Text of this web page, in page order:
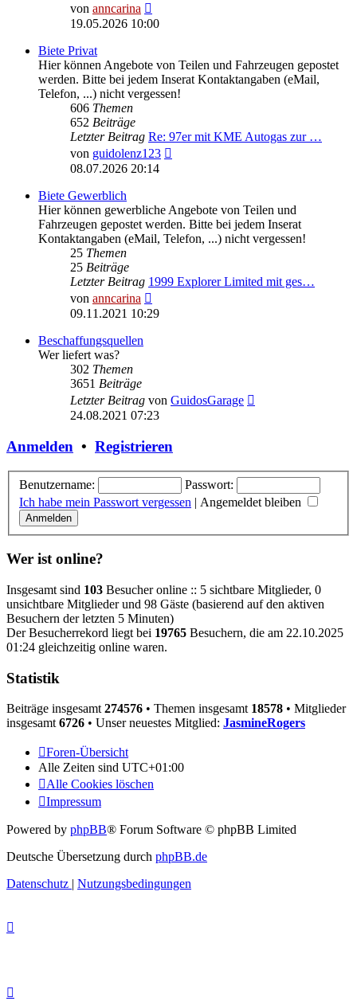
von anncarina
Beitrag
19.05.2026 10:00
Biete Privat
Hier können Angebote von Teilen und Fahrzeugen gepostet
werden. Bitte bei jedem Inserat Kontaktangaben (eMail,
Telefon, ...) nicht vergessen!
606 Themen
652 Beiträge
Letzter Beitrag Re: 97er mit KME Autogas zur …
von guidolenz123
08.07.2026 20:14
Biete Gewerblich
Hier können gewerbliche Angebote von Teilen und
Fahrzeugen gepostet werden. Bitte bei jedem Inserat
Kontaktangaben (eMail, Telefon, ...) nicht vergessen!
25 Themen
25 Beiträge
Letzter Beitrag 1999 Explorer Limited mit ges…
von anncarina
Beitrag
09.11.2021 10:29
Beschaffungsquellen
Wer liefert was?
302 Themen
3651 Beiträge
Letzter Beitrag von GuidosGarage
24.08.2021 07:23
Anmelden • Registrieren
Benutzername:
Passwort:
Ich habe mein Passwort vergessen | Angemeldet bleiben
Wer ist online?
Insgesamt sind 103 Besucher online :: 5 sichtbare Mitglieder, 0
unsichtbare Mitglieder und 98 Gäste (basierend auf den aktiven
Besuchern der letzten 5 Minuten)
Der Besucherrekord liegt bei 19765 Besuchern, die am 22.10.2025
01:24 gleichzeitig online waren.
Statistik
Beiträge insgesamt 274576 • Themen insgesamt 18578 • Mitglieder
insgesamt 6726 • Unser neuestes Mitglied: JasmineRogers
Foren-Übersicht
Alle Zeiten sind UTC+01:00
Alle Cookies löschen
Impressum
Powered by phpBB® Forum Software © phpBB Limited
Deutsche Übersetzung durch phpBB.de
Datenschutz | Nutzungsbedingungen